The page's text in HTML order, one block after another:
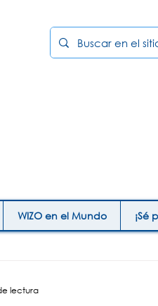
WIZO en el Mundo ¡Sé
lectura